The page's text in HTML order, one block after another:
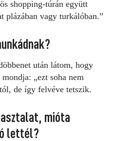
shopping-túrán együtt
plázában vagy turkálóban.”
után látom, hogy
„ezt soha nem
de így felvéve tetszik.
mióta
lettél?